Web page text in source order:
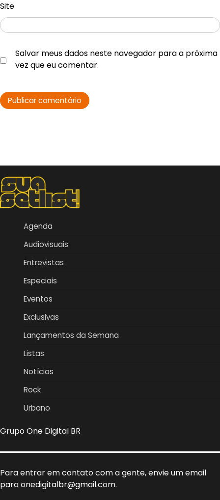
Site
Salvar meus dados neste navegador para a próxima
vez que eu comentar.
Agenda
Audiovisuais
Entrevistas
Especiais
Eventos
Exclusivas
Lançamentos da Semana
Listas
Notícias
Rock
Urbano
Grupo One Digital BR
Para entrar em contato com a gente, envie um email
para onedigitalbr@gmail.com.